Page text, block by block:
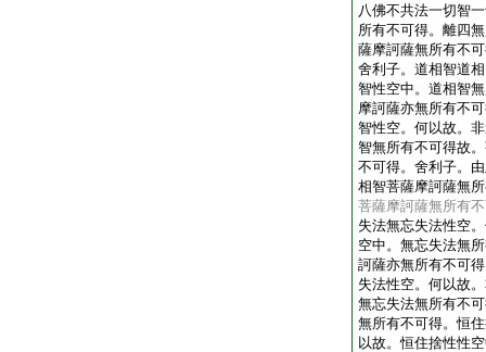
八佛不共法一切智
所有不可得。離四
薩摩訶薩無所有不
舍利子。道相智道
智性空中。道相智
摩訶薩亦無所有不
智性空。何以故。
智無所有不可得故
不可得。舍利子。
相智菩薩摩訶薩無
菩薩摩訶薩無所有
失法無忘失法性空
空中。無忘失法無
訶薩亦無所有不可
失法性空。何以故
無忘失法無所有不
無所有不可得。恒
以故。恒住捨性性